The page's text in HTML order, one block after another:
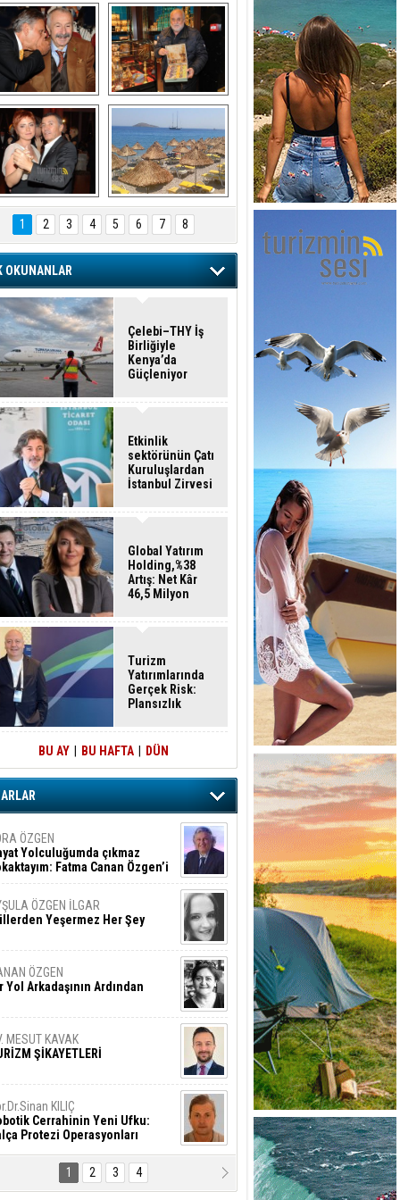
ULUSOY ve
BAĞLIKAYA
Avni Ongurlar ile
DEDEMAN
TATİL
1
2 3 4 5 6 7 8
OKUNANLAR
Çelebi–THY İş
Birliğiyle
Kenya’da
Güçleniyor
Etkinlik
sektörünün Çatı
Kuruluşlardan
İstanbul Zirvesi
Global Yatırım
Holding,%38
Artış: Net Kâr
46,5 Milyon
Turizm
Yatırımlarında
Gerçek Risk:
Plansızlık
BU AY BU HAFTA DÜN
ÖZGEN
Yolculuğumda çıkmaz
Fatma Canan Özgen’i
ÖZGEN İLGAR
Yeşermez Her Şey
ÖZGEN
Yol Arkadaşının Ardından
MESUT KAVAK
ŞİKAYETLERİ
KILIÇ
Cerrahinin Yeni Ufku:
Protezi Operasyonları
BAŞAN
Şaşırmayacağız
1 2 3 4